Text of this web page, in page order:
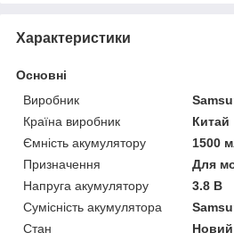
Характеристики
Основні
Виробник
Країна виробник
Китай
Ємність акумулятору
1500
Призначення
Для
Напруга акумулятору
3.8 В
Сумісність акумулятора
Стан
Новий